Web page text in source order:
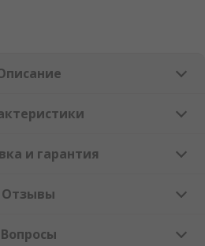
и гарантия
Отзывы
Вопросы